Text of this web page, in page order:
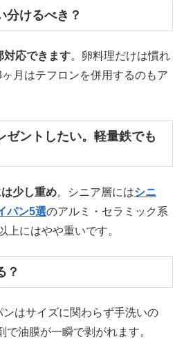
分けるべき？
対応できます。卵料理だけは慣れ
月はテフロンを併用するのもア
ゼントしたい。軽量鉄でも
少し重め。シニア層にはシニ
パン5選のアルミ・セラミック系
上にはやや重いです。
？
ンはサイズに関わらず手洗いの
油膜が一瞬で剥がれます。